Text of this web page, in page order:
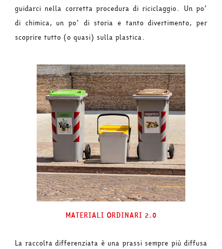
guidarci nella corretta procedura di riciclaggio. Un po’
di chimica, un po’ di storia e tanto divertimento, per
scoprire tutto (o quasi) sulla plastica.
MATERIALI ORDINARI 2.0
La raccolta differenziata è una prassi sempre più diffusa